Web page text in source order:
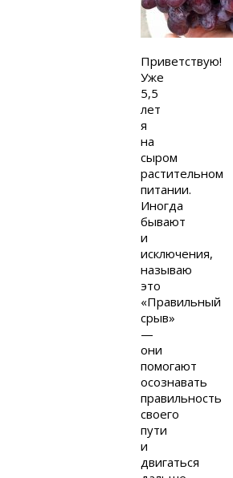
Приветствую!
Уже
5,5
лет
я
на
сыром
растительном
питании.
Иногда
бывают
и
исключения,
называю
это
«Правильный
срыв»
—
они
помогают
осознавать
правильность
своего
пути
и
двигаться